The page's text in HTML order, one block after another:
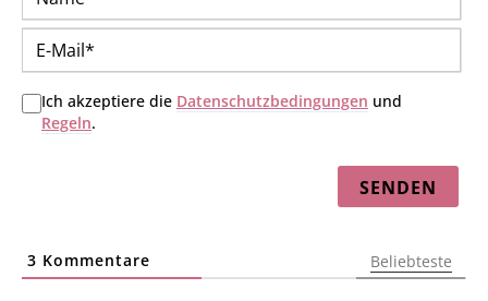
Ich akzeptiere die Datenschutzbedingungen und
Regeln.
3 Kommentare Beliebteste